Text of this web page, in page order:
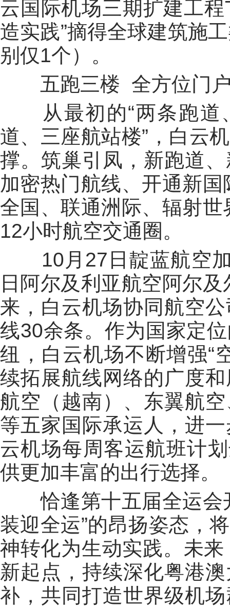
云国际机场三期扩建工
造实践”摘得全球建筑施
别仅1个）。
五跑三楼 全方位门户
从最初的“两条跑道
道、三座航站楼”，白云
撑。筑巢引凤，新跑道
加密热门航线、开通新
全国、联通洲际、辐射
12小时航空交通圈。
10月27日靛蓝航空加
日阿尔及利亚航空阿尔
来，白云机场协同航空
线30余条。作为国家定
纽，白云机场不断增强“
续拓展航线网络的广度
航空（越南）、东翼航
等五家国际承运人，进
云机场每周客运航班计
供更加丰富的出行选择。
恰逢第十五届全运会
装迎全运”的昂扬姿态，
神转化为生动实践。未
新起点，持续深化粤港
补，共同打造世界级机